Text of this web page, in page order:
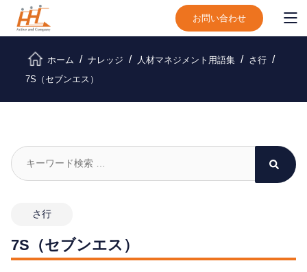
お問い合わせ
ホーム ナレッジ 人材マネジメント用語集
さ行
7S（セブンエス）
さ行
7S（セブンエス）